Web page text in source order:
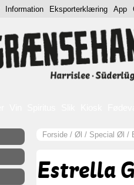
Forside / Øl / Special Øl /
Estrella
Information Eksporterklæring App